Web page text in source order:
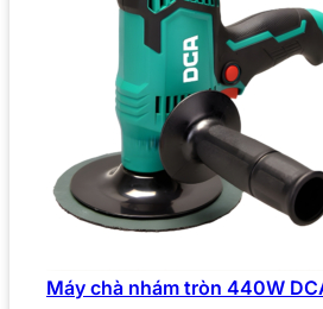
Máy chà nhám tròn 440W